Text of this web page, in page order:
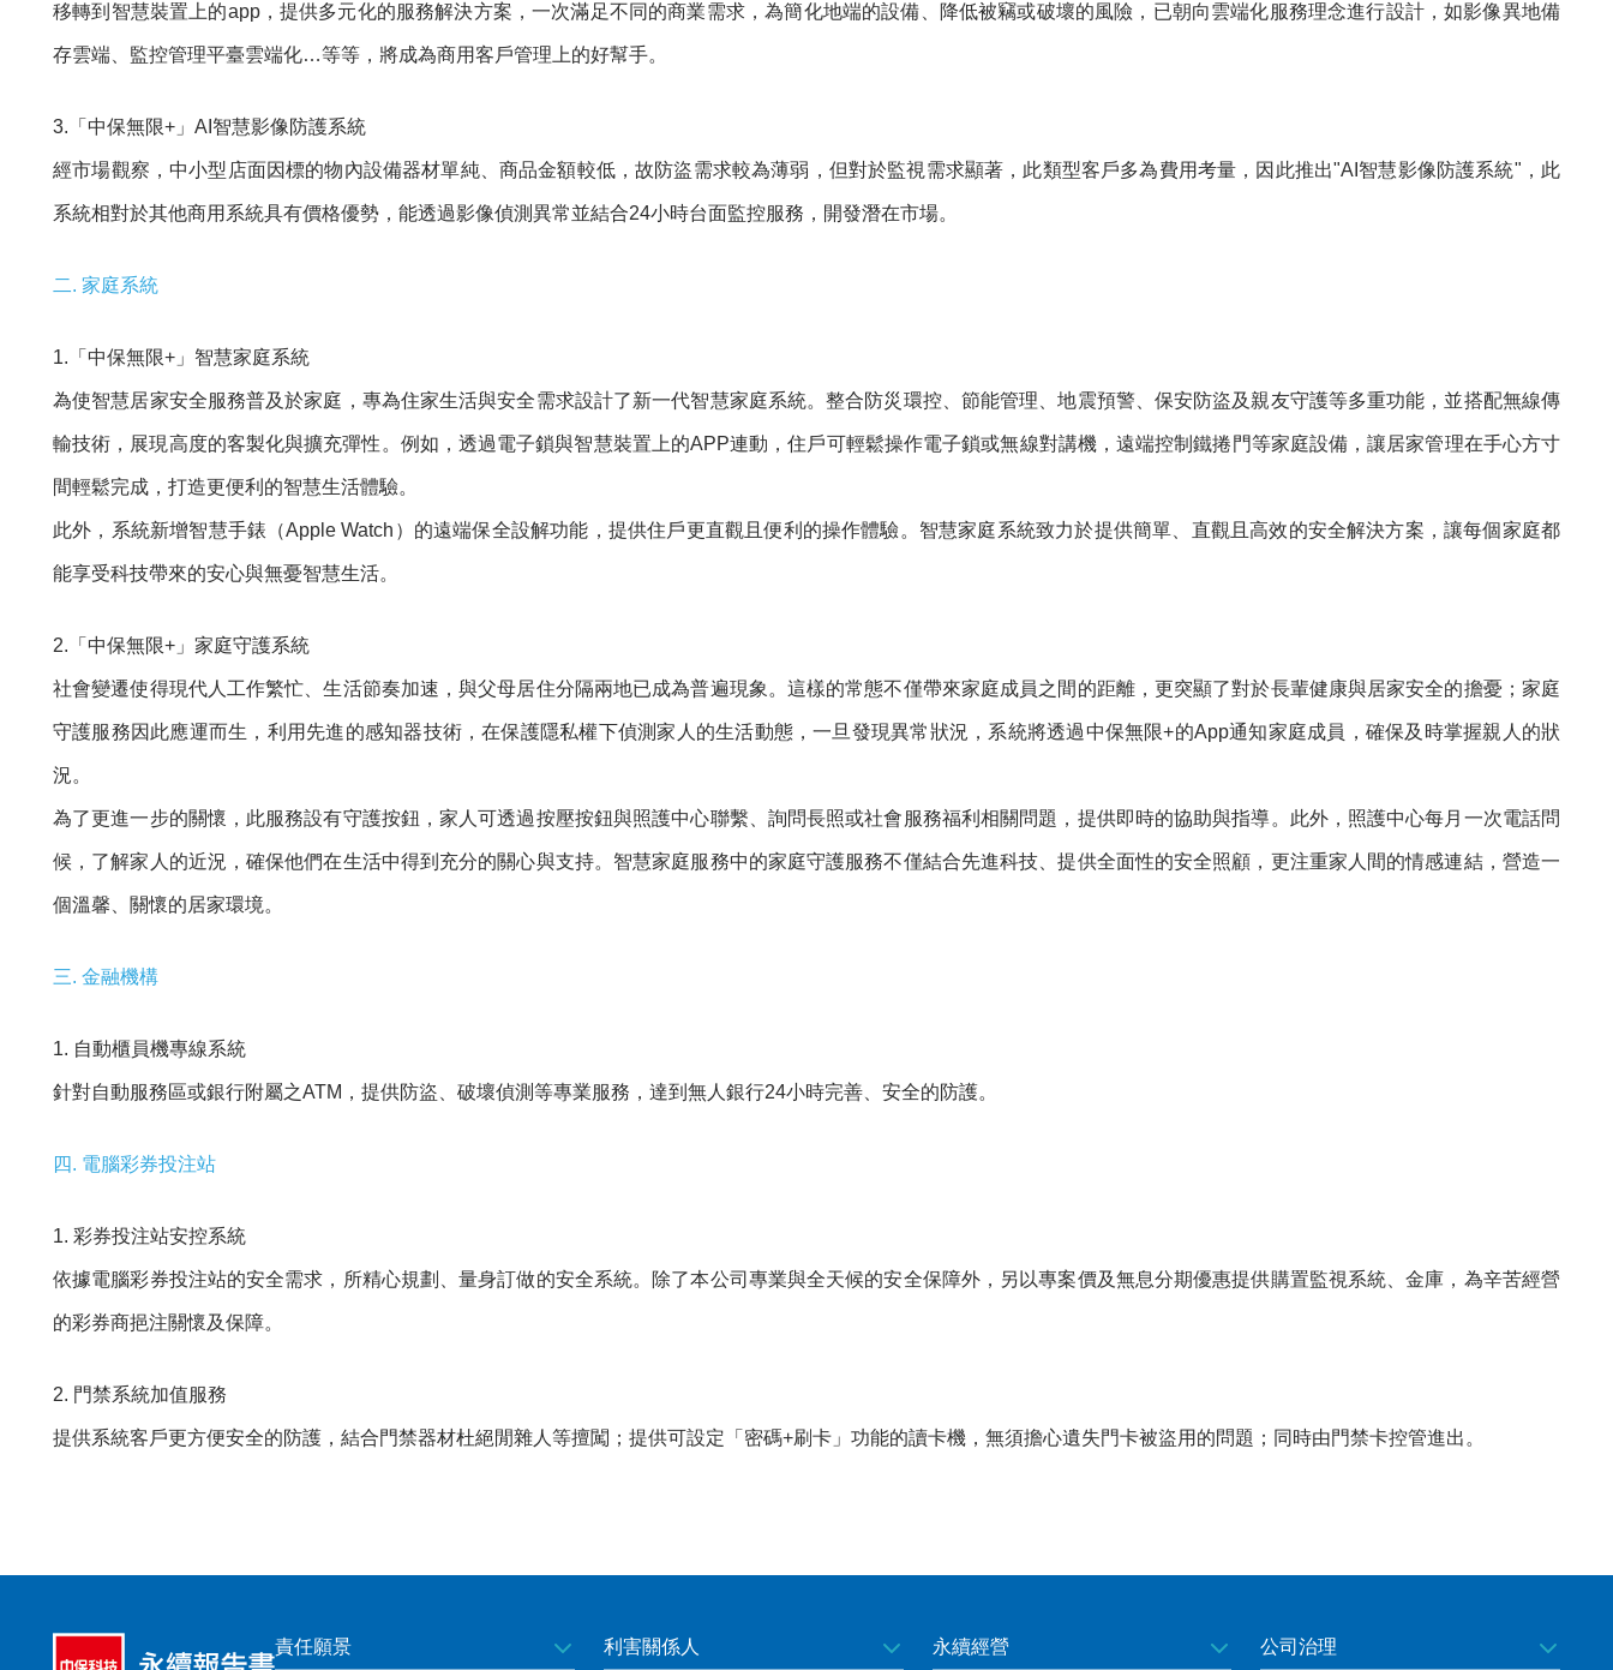
移轉到智慧裝置上的app，提供多元化的服務解決方案，一次滿足不同的商業需求，為簡化地端的設備、降低被竊或破壞的風險，已朝向雲端化服務理念進行設計，如影像異地備
存雲端、監控管理平臺雲端化…等等，將成為商用客戶管理上的好幫手。
3.「中保無限+」AI智慧影像防護系統
經市場觀察，中小型店面因標的物內設備器材單純、商品金額較低，故防盜需求較為薄弱，但對於監視需求顯著，此類型客戶多為費用考量，因此推出"AI智慧影像防護系統"，此
系統相對於其他商用系統具有價格優勢，能透過影像偵測異常並結合24小時台面監控服務，開發潛在市場。
二. 家庭系統
1.「中保無限+」智慧家庭系統
為使智慧居家安全服務普及於家庭，專為住家生活與安全需求設計了新一代智慧家庭系統。整合防災環控、節能管理、地震預警、保安防盜及親友守護等多重功能，並搭配無線傳
輸技術，展現高度的客製化與擴充彈性。例如，透過電子鎖與智慧裝置上的APP連動，住戶可輕鬆操作電子鎖或無線對講機，遠端控制鐵捲門等家庭設備，讓居家管理在手心方寸
間輕鬆完成，打造更便利的智慧生活體驗。
此外，系統新增智慧手錶（Apple Watch）的遠端保全設解功能，提供住戶更直觀且便利的操作體驗。智慧家庭系統致力於提供簡單、直觀且高效的安全解決方案，讓每個家庭都
能享受科技帶來的安心與無憂智慧生活。
2.「中保無限+」家庭守護系統
社會變遷使得現代人工作繁忙、生活節奏加速，與父母居住分隔兩地已成為普遍現象。這樣的常態不僅帶來家庭成員之間的距離，更突顯了對於長輩健康與居家安全的擔憂；家庭
守護服務因此應運而生，利用先進的感知器技術，在保護隱私權下偵測家人的生活動態，一旦發現異常狀況，系統將透過中保無限+的App通知家庭成員，確保及時掌握親人的狀
況。
為了更進一步的關懷，此服務設有守護按鈕，家人可透過按壓按鈕與照護中心聯繫、詢問長照或社會服務福利相關問題，提供即時的協助與指導。此外，照護中心每月一次電話問
候，了解家人的近況，確保他們在生活中得到充分的關心與支持。智慧家庭服務中的家庭守護服務不僅結合先進科技、提供全面性的安全照顧，更注重家人間的情感連結，營造一
個溫馨、關懷的居家環境。
三. 金融機構
1. 自動櫃員機專線系統
針對自動服務區或銀行附屬之ATM，提供防盜、破壞偵測等專業服務，達到無人銀行24小時完善、安全的防護。
四. 電腦彩券投注站
1. 彩券投注站安控系統
依據電腦彩券投注站的安全需求，所精心規劃、量身訂做的安全系統。除了本公司專業與全天候的安全保障外，另以專案價及無息分期優惠提供購置監視系統、金庫，為辛苦經營
的彩券商挹注關懷及保障。
2. 門禁系統加值服務
提供系統客戶更方便安全的防護，結合門禁器材杜絕閒雜人等擅闖；提供可設定「密碼+刷卡」功能的讀卡機，無須擔心遺失門卡被盜用的問題；同時由門禁卡控管進出。
責任願景 利害關係人 永續經營 公司治理